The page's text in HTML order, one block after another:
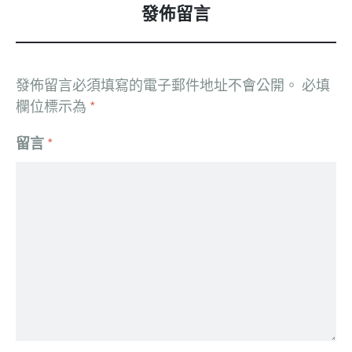
發佈留言
發佈留言必須填寫的電子郵件地址不會公開。 必填
欄位標示為 *
留言 *